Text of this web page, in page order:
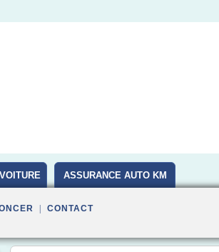
ASSURANCE AUTO KM
CONTACT